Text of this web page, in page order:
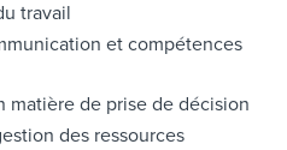
travail
et compétences
matière de prise de décision
des ressources